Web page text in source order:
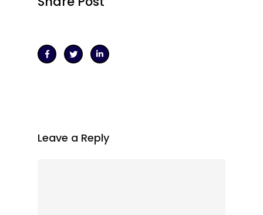
Leave a Reply